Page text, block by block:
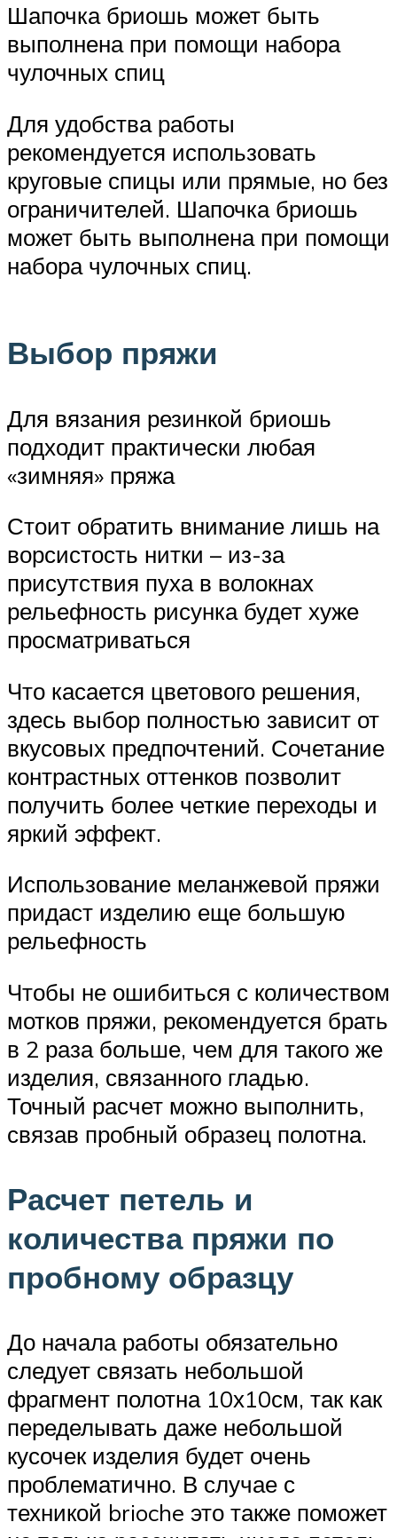
Шапочка бриошь может быть
выполнена при помощи набора
чулочных спиц
Для удобства работы
рекомендуется использовать
круговые спицы или прямые, но без
ограничителей. Шапочка бриошь
может быть выполнена при помощи
набора чулочных спиц.
Выбор пряжи
Для вязания резинкой бриошь
подходит практически любая
«зимняя» пряжа
Стоит обратить внимание лишь на
ворсистость нитки – из-за
присутствия пуха в волокнах
рельефность рисунка будет хуже
просматриваться
Что касается цветового решения,
здесь выбор полностью зависит от
вкусовых предпочтений. Сочетание
контрастных оттенков позволит
получить более четкие переходы и
яркий эффект.
Использование меланжевой пряжи
придаст изделию еще большую
рельефность
Чтобы не ошибиться с количеством
мотков пряжи, рекомендуется брать
в 2 раза больше, чем для такого же
изделия, связанного гладью.
Точный расчет можно выполнить,
связав пробный образец полотна.
Расчет петель и
количества пряжи по
пробному образцу
До начала работы обязательно
следует связать небольшой
фрагмент полотна 10х10см, так как
переделывать даже небольшой
кусочек изделия будет очень
проблематично. В случае с
техникой brioche это также поможет